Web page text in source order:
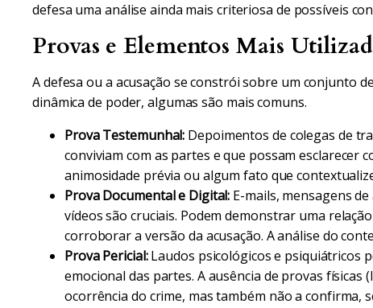
defesa uma análise ainda mais criteriosa de possíveis
Provas e Elementos Mais
A defesa ou a acusação se constrói sobre um conjunto
dinâmica de poder, algumas são mais comuns.
Prova Testemunhal: Depoimentos de colegas de
conviviam com as partes e que possam esclarecer
animosidade prévia ou algum fato que
Prova Documental e Digital: E-mails, mensagens
vídeos são cruciais. Podem demonstrar uma
corroborar a versão da acusação. A análise do
Prova Pericial:Laudos psicológicos e psiquiátricos
emocional das partes. A ausência de provas físicas
ocorrência do crime, mas também não a confirma,